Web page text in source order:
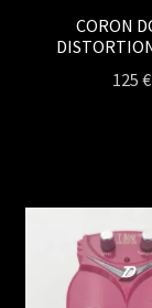
CORON
125 €